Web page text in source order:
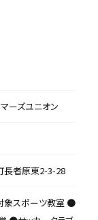
ーズユニオン
長者原東2-3-28
スポーツ教室 ●